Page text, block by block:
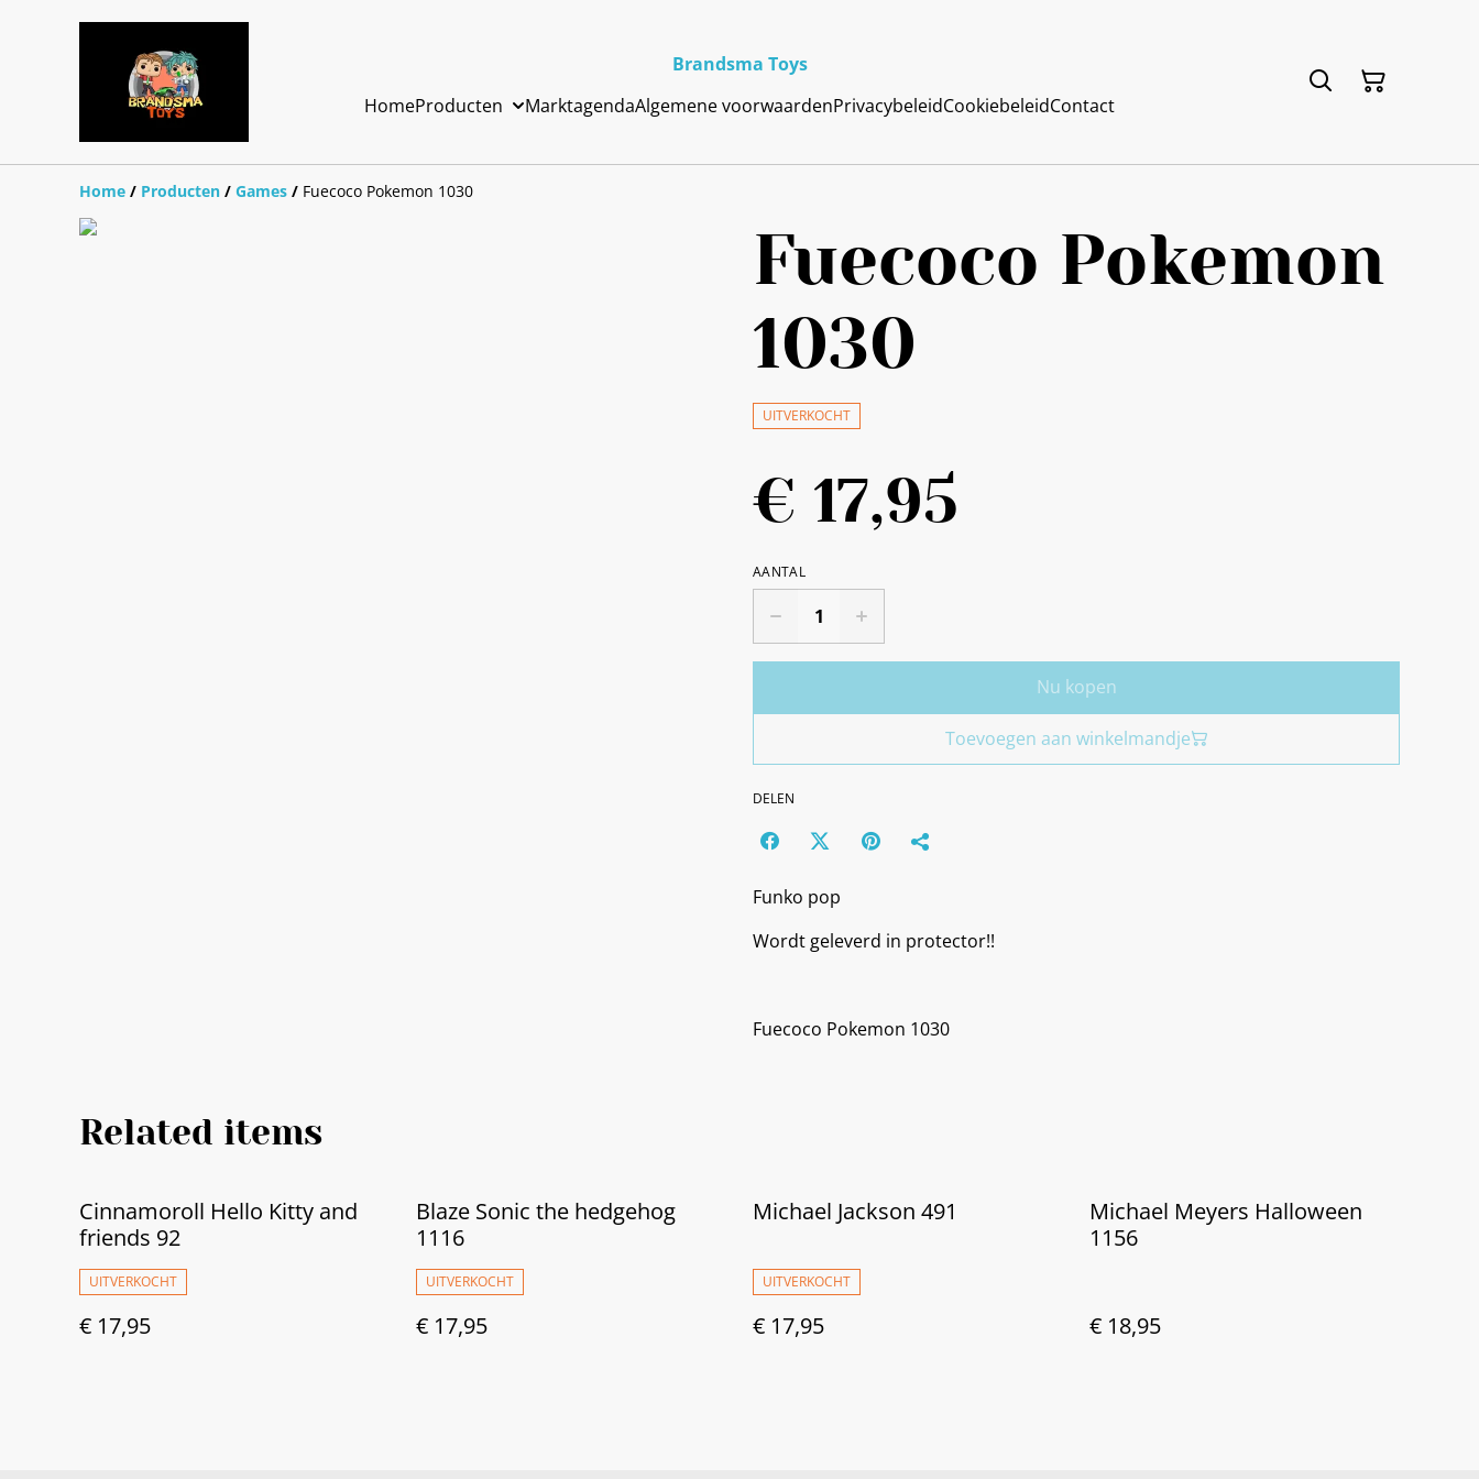
Brandsma Toys
HomeProducten MarktagendaAlgemene voorwaardenPrivacybeleidCookiebeleidContact
Home / Producten / Games / Fuecoco Pokemon 1030
Fuecoco Pokemon
1030
UITVERKOCHT
€ 17,95
AANTAL
Nu kopen
Toevoegen aan winkelmandje
DELEN
Funko pop
Wordt geleverd in protector!!
Fuecoco Pokemon 1030
Related items
Cinnamoroll Hello Kitty and
friends 92
UITVERKOCHT
€ 17,95
Blaze Sonic the hedgehog
1116
UITVERKOCHT
€ 17,95
Michael Jackson 491
UITVERKOCHT
€ 17,95
Michael Meyers Halloween
1156
€ 18,95